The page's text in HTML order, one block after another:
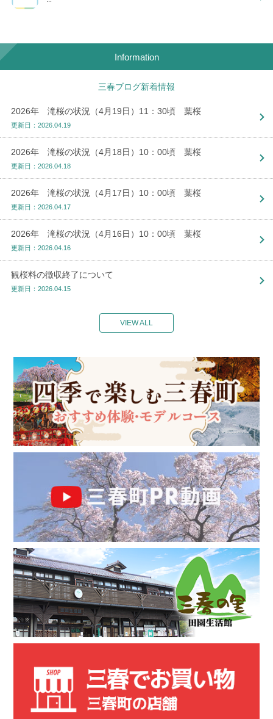
Information
三春ブログ新着情報
2026年 滝桜の状況（4月19日）11：30頃 葉桜
更新日：2026.04.19
2026年 滝桜の状況（4月18日）10：00頃 葉桜
更新日：2026.04.18
2026年 滝桜の状況（4月17日）10：00頃 葉桜
更新日：2026.04.17
2026年 滝桜の状況（4月16日）10：00頃 葉桜
更新日：2026.04.16
観桜料の徴収終了について
更新日：2026.04.15
VIEW ALL